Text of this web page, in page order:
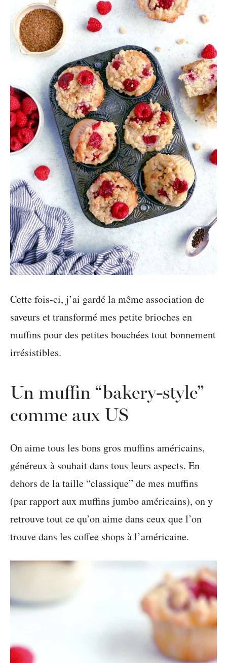
Cette fois-ci, j’ai gardé la même association de
saveurs et transformé mes petite brioches en
muffins pour des petites bouchées tout bonnement
irrésistibles.
Un muffin “bakery-style”
comme aux US
On aime tous les bons gros muffins américains,
généreux à souhait dans tous leurs aspects. En
dehors de la taille “classique” de mes muffins
(par rapport aux muffins jumbo américains), on y
retrouve tout ce qu’on aime dans ceux que l’on
trouve dans les coffee shops à l’américaine.